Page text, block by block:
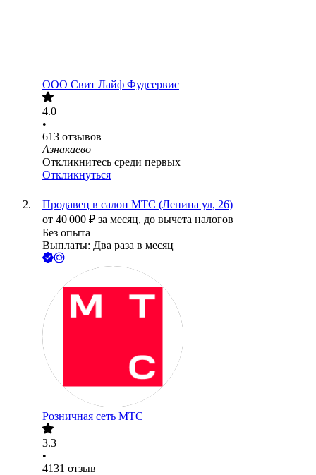
ООО Свит Лайф Фудсервис
4.0
•
613 отзывов
Азнакаево
Откликнитесь среди первых
Откликнуться
Продавец в салон МТС (Ленина ул, 26)
от 40 000 ₽ за месяц, до вычета налогов
Без опыта
Выплаты: Два раза в месяц
Розничная сеть МТС
3.3
•
4131 отзыв